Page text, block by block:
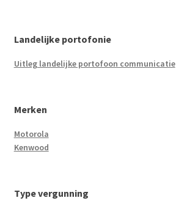
Landelijke portofonie
Uitleg landelijke portofoon communicatie
Merken
Motorola
Kenwood
Type vergunning